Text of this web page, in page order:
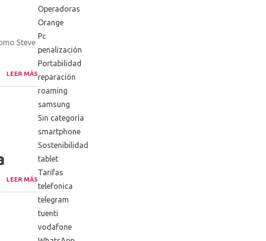
Steve
LEER MÁS
LEER MÁS
Operadoras
Orange
Pc
penalización
Portabilidad
reparación
roaming
samsung
Sin categoría
smartphone
Sostenibilidad
tablet
Tarifas
telefonica
telegram
tuenti
vodafone